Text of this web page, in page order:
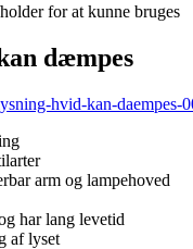
for at kunne bruges
dæmpes
hvid-kan-daempes-
arm og lampehoved
har lang levetid
af lyset